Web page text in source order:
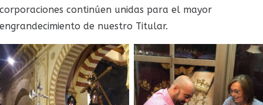
corporaciones continúen unidas para el mayor
engrandecimiento de nuestro Titular.